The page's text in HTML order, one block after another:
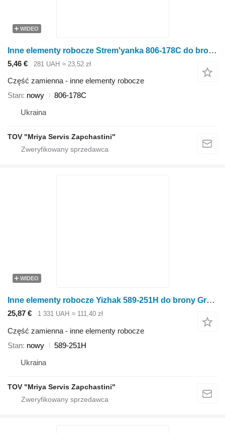
WIDEO
Inne elementy robocze Strem'yanka 806-178C do brony Great Plains
5,46 € 281 UAH ≈ 23,52 zł
Część zamienna - inne elementy robocze
Stan nowy
806-178C
Ukraina
TOV "Mriya Servis Zapchastini"
WIDEO
Inne elementy robocze Yizhak 589-251H do brony Great Plains
25,87 € 1 331 UAH ≈ 111,40 zł
Część zamienna - inne elementy robocze
Stan nowy
589-251H
Ukraina
TOV "Mriya Servis Zapchastini"